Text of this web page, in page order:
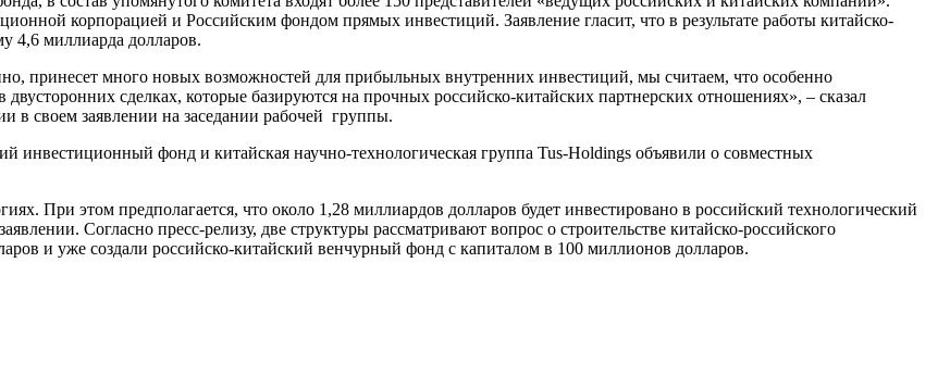
корпорацией и Российским фондом прямых инвестиций. Заявление гласит, что в результате работы китайско-
4,6 миллиарда долларов.
принесет много новых возможностей для прибыльных внутренних инвестиций, мы считаем, что особенно
сделках, которые базируются на прочных российско-китайских партнерских отношениях», – сказал
в своем заявлении на заседании рабочей группы.
инвестиционный фонд и китайская научно-технологическая группа Tus-Holdings объявили о совместных
При этом предполагается, что около 1,28 миллиардов долларов будет инвестировано в российский технологический
Согласно пресс-релизу, две структуры рассматривают вопрос о строительстве китайско-российского
и уже создали российско-китайский венчурный фонд с капиталом в 100 миллионов долларов.